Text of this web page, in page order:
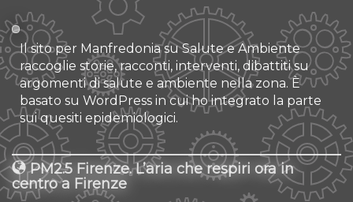
Il sito per Manfredonia su Salute e Ambiente
raccoglie storie, racconti, interventi, dibattiti su
argomenti di salute e ambiente nella zona. È
basato su WordPress in cui ho integrato la parte
sui quesiti epidemiologici.
PM2.5 Firenze. L’aria che respiri ora in
centro a Firenze